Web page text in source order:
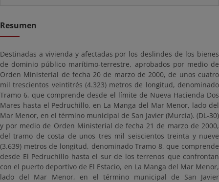
Resumen
Destinadas a vivienda y afectadas por los deslindes de los bienes
de dominio público marítimo-terrestre, aprobados por medio de
Orden Ministerial de fecha 20 de marzo de 2000, de unos cuatro
mil trescientos veintitrés (4.323) metros de longitud, denominado
Tramo 6, que comprende desde el límite de Nueva Hacienda Dos
Mares hasta el Pedruchillo, en La Manga del Mar Menor, lado del
Mar Menor, en el término municipal de San Javier (Murcia). (DL-30)
y por medio de Orden Ministerial de fecha 21 de marzo de 2000,
del tramo de costa de unos tres mil seiscientos treinta y nueve
(3.639) metros de longitud, denominado Tramo 8, que comprende
desde El Pedruchillo hasta el sur de los terrenos que confrontan
con el puerto deportivo de El Estacio, en La Manga del Mar Menor,
lado del Mar Menor, en el término municipal de San Javier